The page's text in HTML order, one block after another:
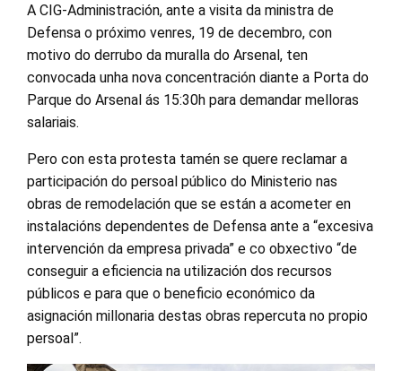
A CIG-Administración, ante a visita da ministra de
Defensa o próximo venres, 19 de decembro, con
motivo do derrubo da muralla do Arsenal, ten
convocada unha nova concentración diante a Porta do
Parque do Arsenal ás 15:30h para demandar melloras
salariais.
Pero con esta protesta tamén se quere reclamar a
participación do persoal público do Ministerio nas
obras de remodelación que se están a acometer en
instalacións dependentes de Defensa ante a “excesiva
intervención da empresa privada” e co obxectivo “de
conseguir a eficiencia na utilización dos recursos
públicos e para que o beneficio económico da
asignación millonaria destas obras repercuta no propio
persoal”.